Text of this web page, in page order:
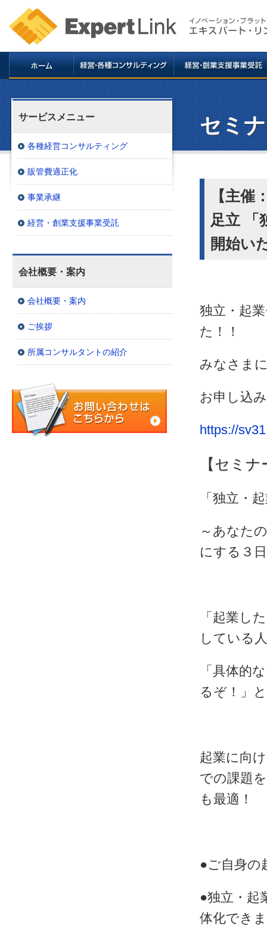
セミ
【主催
足立 「
開始い
独立・起
た！！
みなさま
お申し込
https://
【セミ
「独立・
～あなた
にする３
「起業し
している
「具体的
るぞ！」
起業に向
での課題
も最適！
●ご自身の
●独立・起
体化でき
サービスメニュー
各種経営コンサルティング
販管費適正化
事業承継
経営・創業支援事業受託
会社概要・案内
会社概要・案内
ご挨拶
所属コンサルタントの紹介